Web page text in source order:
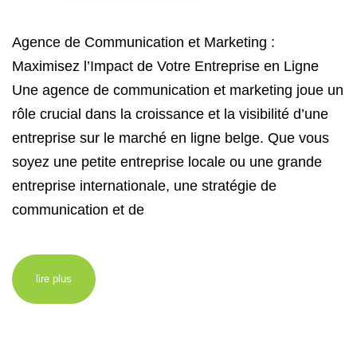
Agence de Communication et Marketing :
Maximisez l’Impact de Votre Entreprise en Ligne
Une agence de communication et marketing joue un
rôle crucial dans la croissance et la visibilité d’une
entreprise sur le marché en ligne belge. Que vous
soyez une petite entreprise locale ou une grande
entreprise internationale, une stratégie de
communication et de
lire plus